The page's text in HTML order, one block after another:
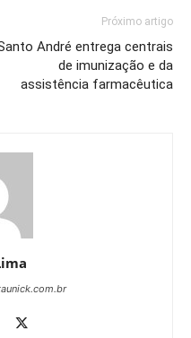
Próximo artigo
André entrega centrais
de imunização e da
assistência farmacêutica